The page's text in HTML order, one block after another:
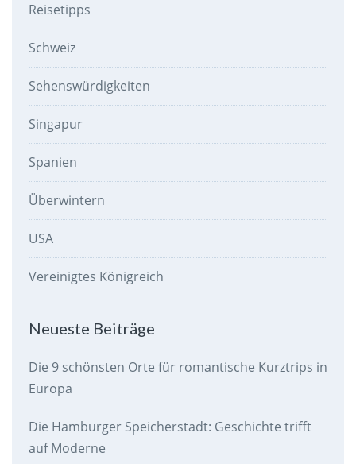
Reisetipps
Schweiz
Sehenswürdigkeiten
Singapur
Spanien
Überwintern
USA
Vereinigtes Königreich
Neueste Beiträge
Die 9 schönsten Orte für romantische Kurztrips in
Europa
Die Hamburger Speicherstadt: Geschichte trifft
auf Moderne